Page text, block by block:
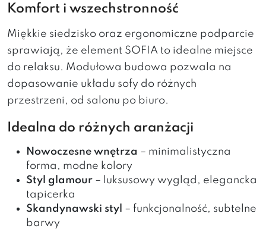
Komfort i wszechstronność
Miękkie siedzisko oraz ergonomiczne podparcie
sprawiają, że element SOFIA to idealne miejsce
do relaksu. Modułowa budowa pozwala na
dopasowanie układu sofy do różnych
przestrzeni, od salonu po biuro.
Idealna do różnych aranżacji
Nowoczesne wnętrza – minimalistyczna
forma, modne kolory
Styl glamour – luksusowy wygląd, elegancka
tapicerka
Skandynawski styl – funkcjonalność, subtelne
barwy